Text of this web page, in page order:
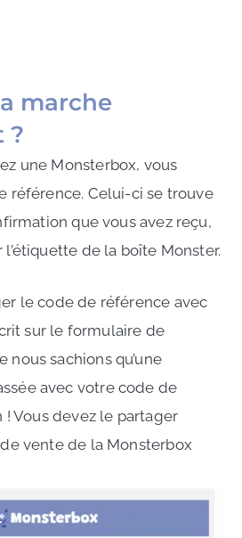
marche
?
une Monsterbox, vous
référence. Celui-ci se trouve
que vous avez reçu,
de la boîte Monster.
le code de référence avec
sur le formulaire de
nous sachions qu’une
avec votre code de
Vous devez le partager
vente de la Monsterbox